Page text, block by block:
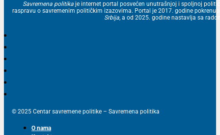
Savremena politika je internet portal posvećen unutrašnjoj i spoljnoj
raspravu o savremenim političkim izazovima. Portal je 2017. godine
Srbija, a od 2025. godine nastavlja sa
© 2025 Centar savremene politike – Savremena politika
O nama